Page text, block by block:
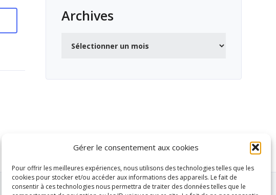
Gérer le consentement aux cookies
Pour offrir les meilleures expériences, nous utilisons des technologies telles que les
cookies pour stocker et/ou accéder aux informations des appareils. Le fait de
consentir à ces technologies nous permettra de traiter des données telles que le
Archives